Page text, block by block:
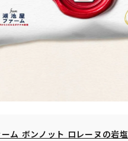
ム ボンノット ロレーヌの岩塩